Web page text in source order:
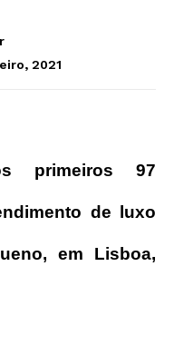
2021
primeiros 97
de luxo
em Lisboa,